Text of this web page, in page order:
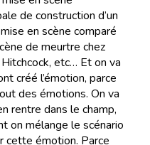
de construction d’un
en scène comparé
de meurtre chez
etc… Et on va
créé l’émotion, parce
des émotions. On va
rentre dans le champ,
on mélange le scénario
cette émotion. Parce